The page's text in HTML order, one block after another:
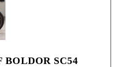
BOLDOR SC54